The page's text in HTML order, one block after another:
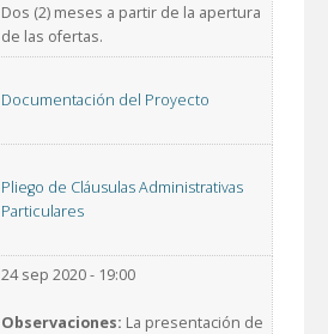
Dos (2) meses a partir de la apertura
de las ofertas.
Documentación del Proyecto
Pliego de Cláusulas Administrativas
Particulares
24 sep 2020 - 19:00
Observaciones: La presentación de